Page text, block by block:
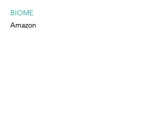
BIOME
Amazon